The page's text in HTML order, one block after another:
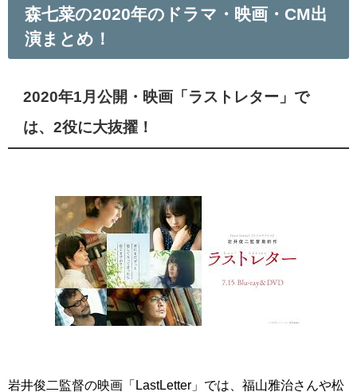
森七菜の2020年のドラマ・映画・CM出
演まとめ！
2020年1月公開・映画「ラストレター」で
は、2役に大抜擢！
岩井俊二監督の映画「LastLetter」では、福山雅治さんや松